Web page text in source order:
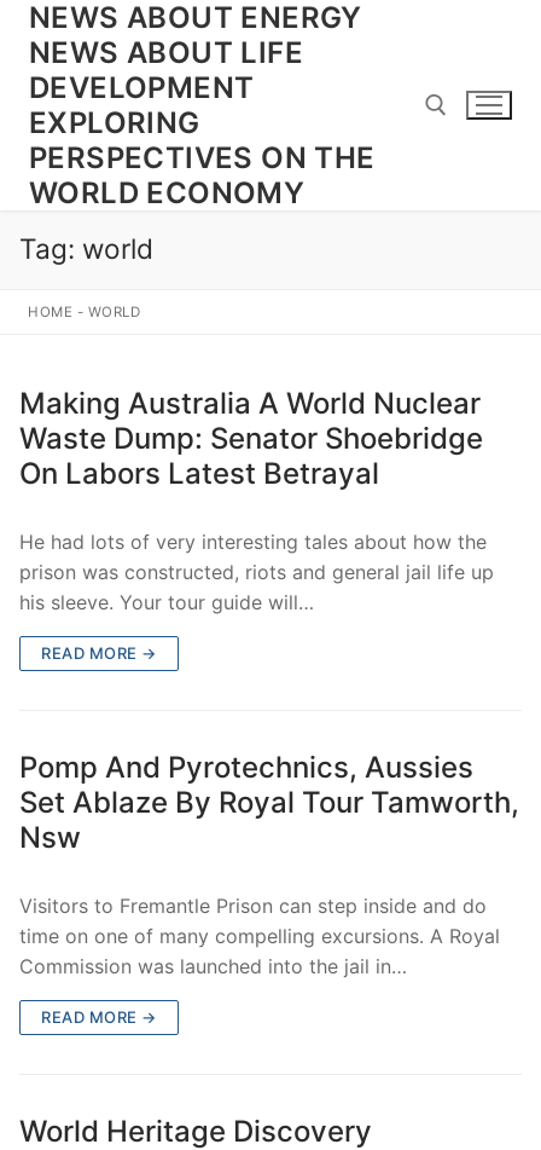
Skip
content
NEWS ABOUT ENERGY
NEWS ABOUT LIFE
DEVELOPMENT
EXPLORING
PERSPECTIVES ON THE
WORLD ECONOMY
Search for:
Tag: world
HOME - WORLD
Making Australia A World Nuclear
Waste Dump: Senator Shoebridge
On Labors Latest Betrayal
He had lots of very interesting tales about how the
prison was constructed, riots and general jail life up
his sleeve. Your tour guide will…
READ MORE →
Pomp And Pyrotechnics, Aussies
Set Ablaze By Royal Tour Tamworth,
Nsw
Visitors to Fremantle Prison can step inside and do
time on one of many compelling excursions. A Royal
Commission was launched into the jail in…
READ MORE →
World Heritage Discovery